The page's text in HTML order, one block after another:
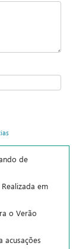
de
em
o Verão
acusações